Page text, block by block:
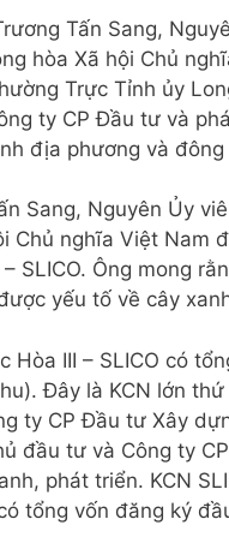
Tấn Sang,
hòa Xã hội Chủ
Trực Tỉnh ủy
ty CP Đầu tư và
địa phương và
Sang, Nguyên Ủy
Chủ nghĩa Việt Nam
SLICO. Ông mong
yếu tố về cây
III – SLICO có
Đây là KCN lớn
ty CP Đầu tư Xây
đầu tư và Công ty
phát triển. KCN
tổng vốn đăng ký